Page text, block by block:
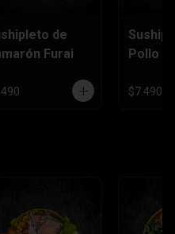
de
Furai
Pollo
$7.490